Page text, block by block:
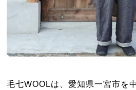
毛七WOOLは、愛知県一宮市を